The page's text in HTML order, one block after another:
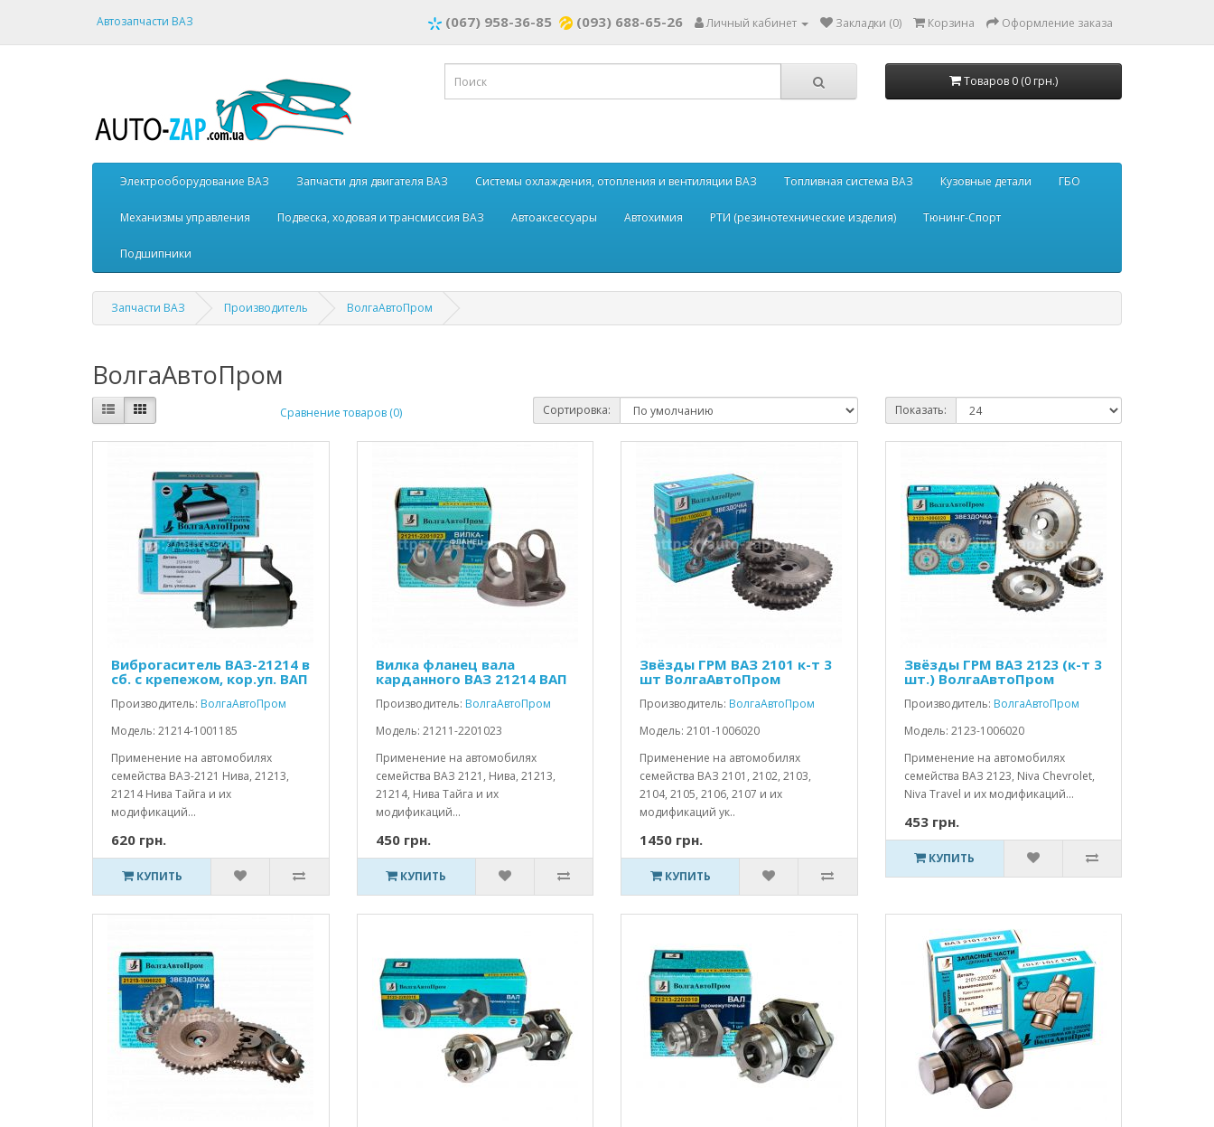
Автозапчасти ВАЗ (067) 958-36-85 (093) 688-65-26 Личный кабинет Закладки (0) Корзина Оформление заказа
Товаров 0 (0 грн.)
Электрооборудование ВАЗ Запчасти для двигателя ВАЗ Системы охлаждения, отопления и вентиляции ВАЗ Топливная система ВАЗ Кузовные детали ГБО
Механизмы управления Подвеска, ходовая и трансмиссия ВАЗ Автоаксессуары Автохимия РТИ (резинотехнические изделия) Тюнинг-Спорт
Подшипники
Запчасти ВАЗ Производитель ВолгаАвтоПром
ВолгаАвтоПром
Сравнение товаров (0) Сортировка: Показать:
Виброгаситель ВАЗ-21214 в
сб. с крепежом, кор.уп. ВАП
Производитель: ВолгаАвтоПром
Модель: 21214-1001185
Применение на автомобилях
семейства ВАЗ-2121 Нива, 21213,
21214 Нива Тайга и их
модификаций...
620 грн.
КУПИТЬ
Вилка фланец вала
карданного ВАЗ 21214 ВАП
Производитель: ВолгаАвтоПром
Модель: 21211-2201023
Применение на автомобилях
семейства ВАЗ 2121, Нива, 21213,
21214, Нива Тайга и их
модификаций...
450 грн.
КУПИТЬ
Звёзды ГРМ ВАЗ 2101 к-т 3
шт ВолгаАвтоПром
Производитель: ВолгаАвтоПром
Модель: 2101-1006020
Применение на автомобилях
семейства ВАЗ 2101, 2102, 2103,
2104, 2105, 2106, 2107 и их
модификаций ук..
1450 грн.
КУПИТЬ
Звёзды ГРМ ВАЗ 2123 (к-т 3
шт.) ВолгаАвтоПром
Производитель: ВолгаАвтоПром
Модель: 2123-1006020
Применение на автомобилях
семейства ВАЗ 2123, Niva Chevrolet,
Niva Travel и их модификаций...
453 грн.
КУПИТЬ